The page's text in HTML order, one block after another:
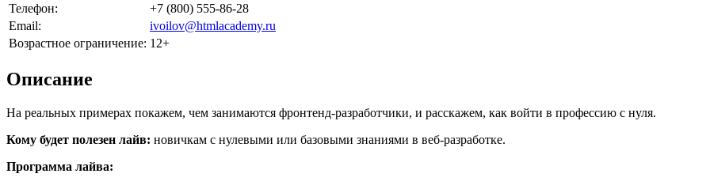
Телефон:
+7 (800) 555-86-28
Email:
ivoilov@htmlacademy.ru
Возрастное ограничение: 12+
Описание
На реальных примерах покажем, чем занимаются фронтенд-разработчики, и расскажем, как войти в профессию с нуля.
Кому будет полезен лайв: новичкам с нулевыми или базовыми знаниями в веб-разработке.
Программа лайва: